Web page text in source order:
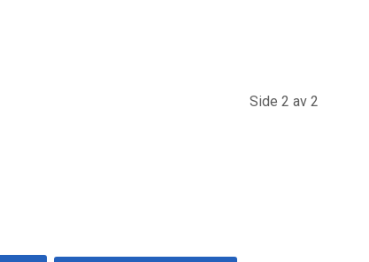
Side 2 av 2